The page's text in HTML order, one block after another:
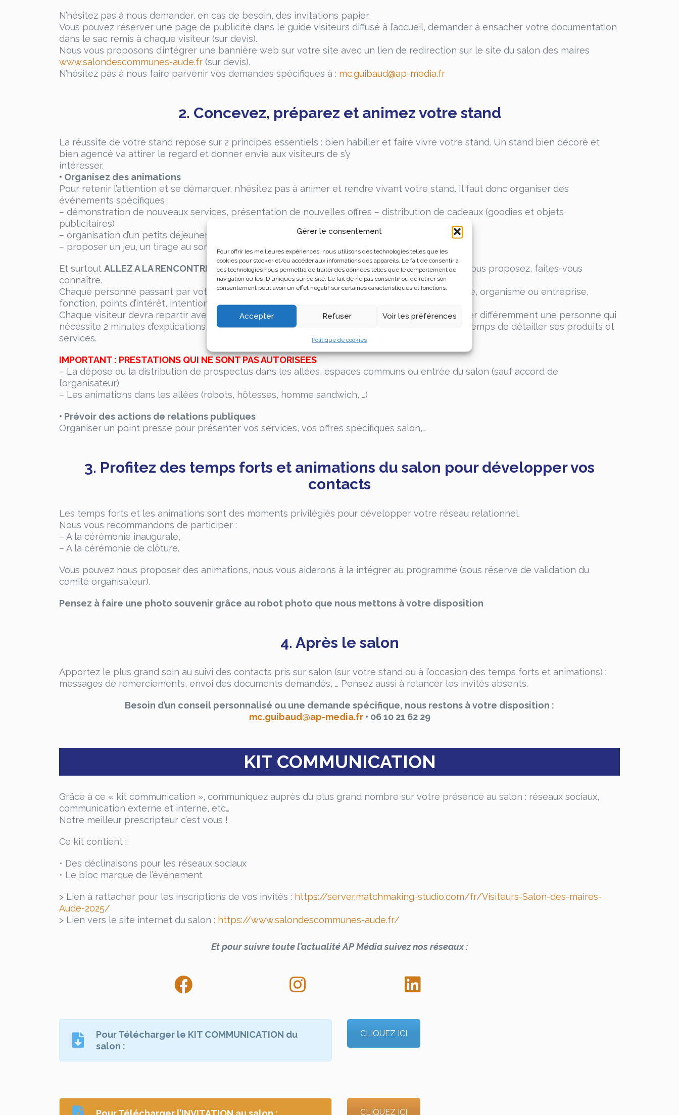
Gérer le consentement
Pour offrir les meilleures expériences, nous utilisons des technologies telles que les
cookies pour stocker et/ou accéder aux informations des appareils. Le fait de consentir à
ces technologies nous permettra de traiter des données telles que le comportement de
navigation ou les ID uniques sur ce site. Le fait de ne pas consentir ou de retirer son
consentement peut avoir un effet négatif sur certaines caractéristiques et fonctions.
Accepter Refuser Voir les préférences
Politique de cookies
N’hésitez pas à nous demander, en cas de besoin, des invitations papier.
Vous pouvez réserver une page de publicité dans le guide visiteurs diffusé à l’accueil, demander à ensacher votre documentation
dans le sac remis à chaque visiteur (sur devis).
Nous vous proposons d’intégrer une bannière web sur votre site avec un lien de redirection sur le site du salon des maires
www.salondescommunes-aude.fr (sur devis).
N’hésitez pas à nous faire parvenir vos demandes spécifiques à : mc.guibaud@ap-media.fr
2. Concevez, préparez et animez votre stand
La réussite de votre stand repose sur 2 principes essentiels : bien habiller et faire vivre votre stand. Un stand bien décoré et
bien agencé va attirer le regard et donner envie aux visiteurs de s’y
intéresser.
• Organisez des animations
Pour retenir l’attention et se démarquer, n’hésitez pas à animer et rendre vivant votre stand. Il faut donc organiser des
événements spécifiques :
– démonstration de nouveaux services, présentation de nouvelles offres – distribution de cadeaux (goodies et objets
publicitaires)
– organisation d’un petits déjeuner, d’un cocktail
– proposer un jeu, un tirage au sort, concours …
Et surtout ALLEZ A LA RENCONTRE DU VISITEUR, pour lui expliquer ce que vous faites, ce que vous proposez, faites-vous
connaître.
Chaque personne passant par votre stand doit faire l’objet d’une fiche d’identification (téléphone, organisme ou entreprise,
fonction, points d’intérêt, intentions d’achat…)
Chaque visiteur devra repartir avec une documentation sur l’entreprise. La difficulté est de traiter différemment une personne qui
nécessite 2 minutes d’explications, d’un acheteur ou un prescripteur avec lequel on prendra le temps de détailler ses produits et
services.
IMPORTANT : PRESTATIONS QUI NE SONT PAS AUTORISEES
– La dépose ou la distribution de prospectus dans les allées, espaces communs ou entrée du salon (sauf accord de
l’organisateur)
– Les animations dans les allées (robots, hôtesses, homme sandwich, …)
• Prévoir des actions de relations publiques
Organiser un point presse pour présenter vos services, vos offres spécifiques salon,…
3. Profitez des temps forts et animations du salon pour développer vos
contacts
Les temps forts et les animations sont des moments privilégiés pour développer votre réseau relationnel.
Nous vous recommandons de participer :
– A la cérémonie inaugurale,
– A la cérémonie de clôture.
Vous pouvez nous proposer des animations, nous vous aiderons à la intégrer au programme (sous réserve de validation du
comité organisateur).
Pensez à faire une photo souvenir grâce au robot photo que nous mettons à votre disposition
4. Après le salon
Apportez le plus grand soin au suivi des contacts pris sur salon (sur votre stand ou à l’occasion des temps forts et animations) :
messages de remerciements, envoi des documents demandés, … Pensez aussi à relancer les invités absents.
Besoin d’un conseil personnalisé ou une demande spécifique, nous restons à votre disposition :
mc.guibaud@ap-media.fr • 06 10 21 62 29
KIT COMMUNICATION
Grâce à ce « kit communication », communiquez auprès du plus grand nombre sur votre présence au salon : réseaux sociaux,
communication externe et interne, etc…
Notre meilleur prescripteur c’est vous !
Ce kit contient :
• Des déclinaisons pour les réseaux sociaux
• Le bloc marque de l’événement
> Lien à rattacher pour les inscriptions de vos invités : https://server.matchmaking-studio.com/fr/Visiteurs-Salon-des-maires-
Aude-2025/
> Lien vers le site internet du salon : https://www.salondescommunes-aude.fr/
Et pour suivre toute l’actualité AP Média suivez nos réseaux :
Pour Télécharger le KIT COMMUNICATION du
salon :
CLIQUEZ ICI
CLIQUEZ ICI